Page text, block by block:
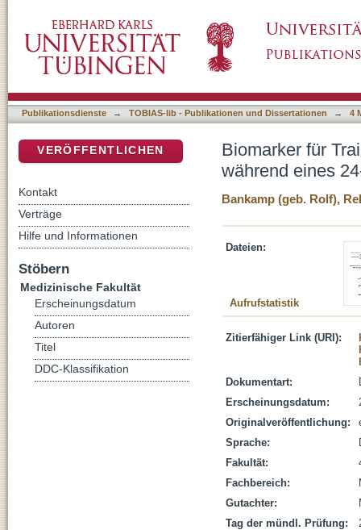
Trainingsprogramms
Publikationsdienste → TOBIAS-lib - Publikationen und Dissertationen → 4
Biomarker für
während eines
Bankamp (geb. Rolf),
Dateien:
Aufrufstatistik
Zitierfähiger Link (URI):
Dokumentart:
Erscheinungsdatum:
Originalveröffentlichung:
Sprache:
Fakultät:
Fachbereich:
Gutachter:
Tag der mündl. Prüfung:
VERÖFFENTLICHEN
Kontakt
Verträge
Hilfe und Informationen
Stöbern
Medizinische Fakultät
Erscheinungsdatum
Autoren
Titel
DDC-Klassifikation